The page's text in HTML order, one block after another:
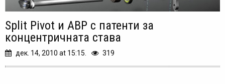
Split Pivot и ABP с патенти за
концентричната става
дек. 14, 2010 at 15:15. 319